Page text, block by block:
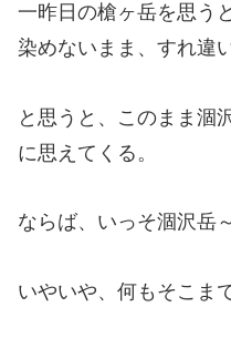
一昨日の槍ヶ岳を思う
染めないまま、すれ違
と思うと、このまま涸
に思えてくる。
ならば、いっそ涸沢岳
いやいや、何もそこま